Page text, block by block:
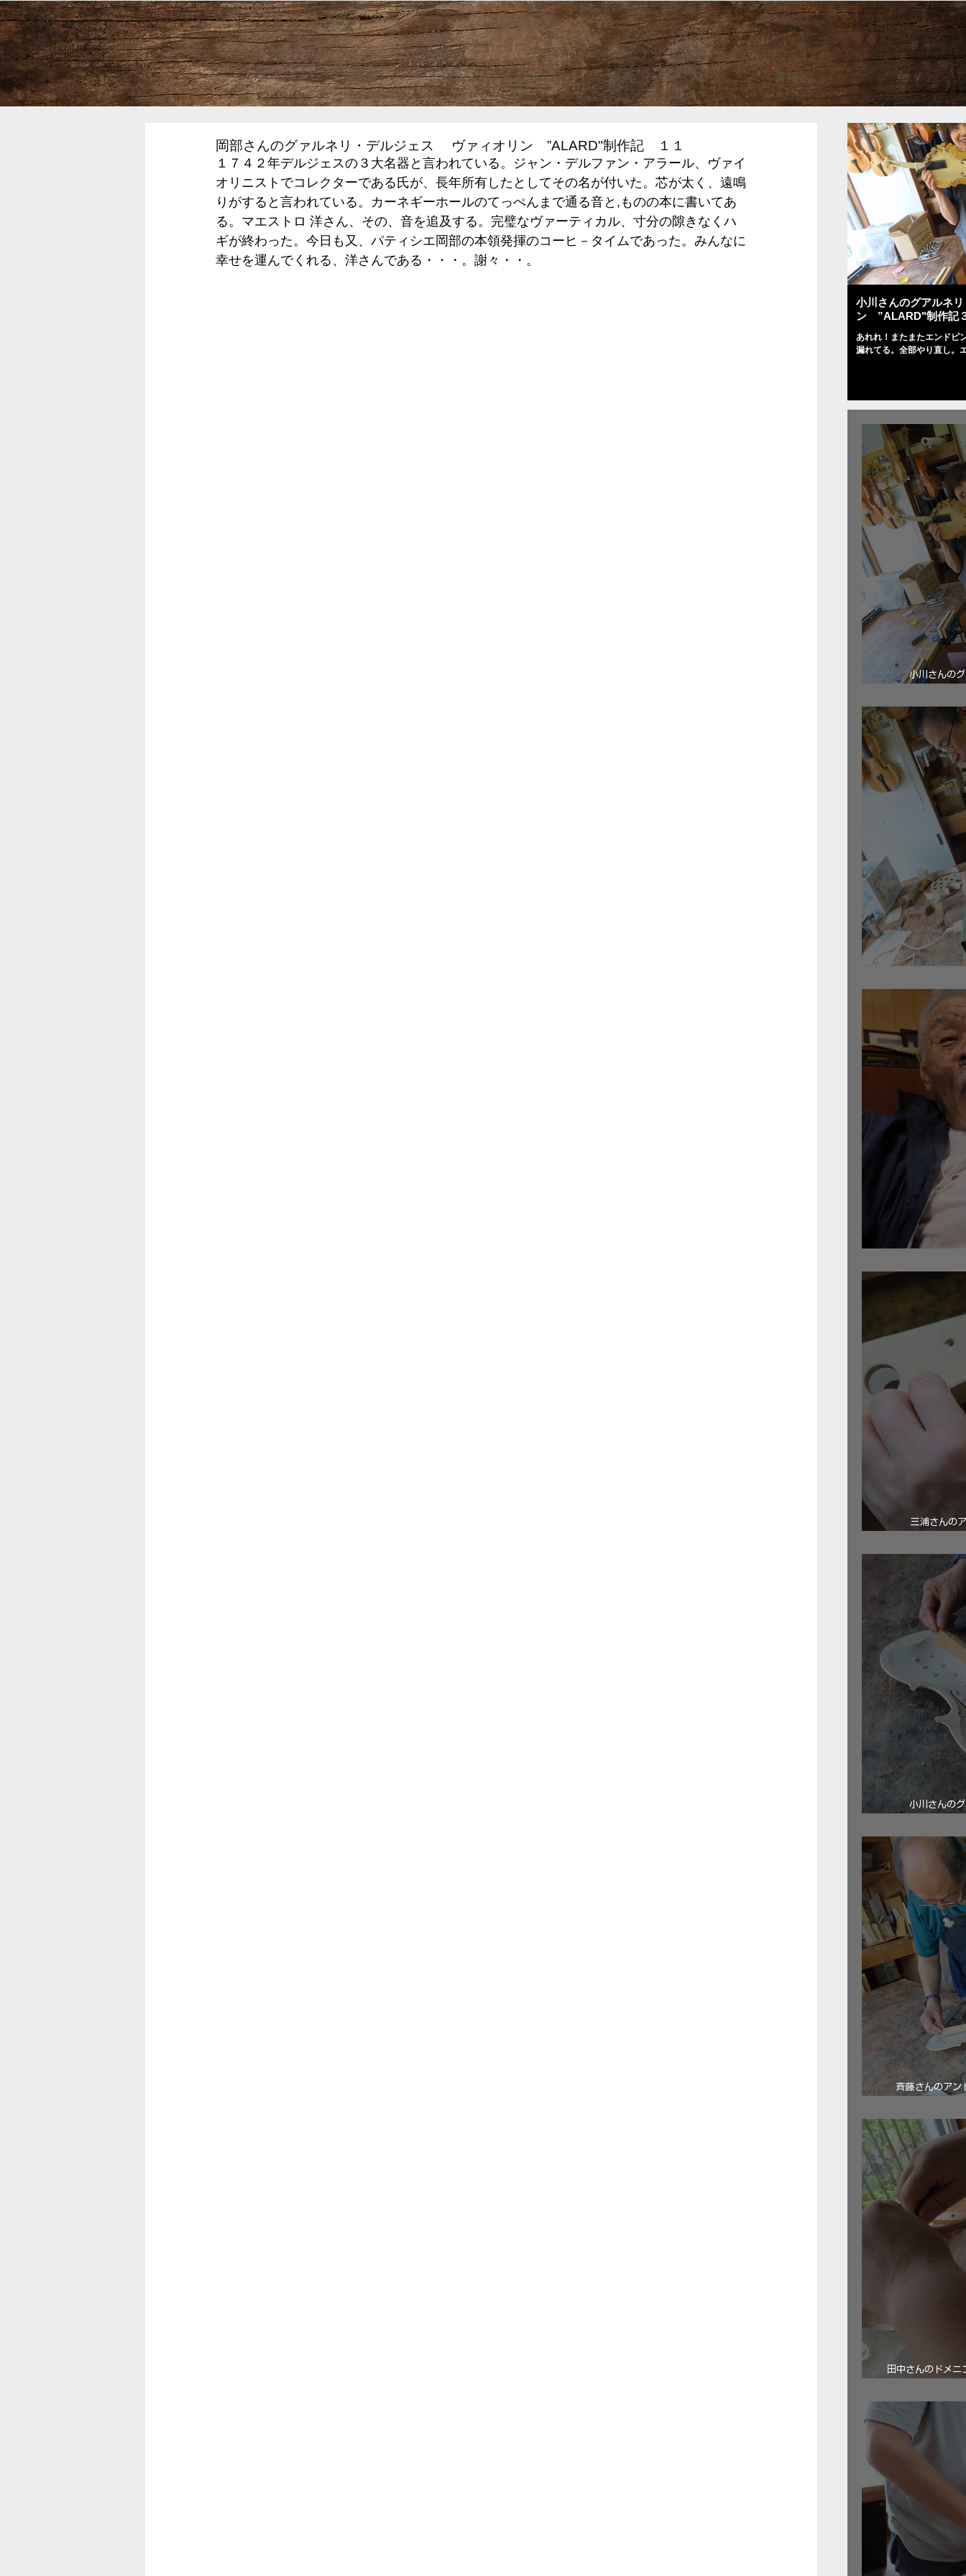
HOME ご案内 制作記 動画 ブログ 書籍
岡部さんのグァルネリ・デルジェス ヴァィオリン ”ALARD"制作記 １１
１７４２年デルジェスの３大名器と言われている。ジャン・デルファン・アラール、ヴァイ
オリニストでコレクターである氏が、長年所有したとしてその名が付いた。芯が太く、遠鳴
りがすると言われている。カーネギーホールのてっぺんまで通る音と,ものの本に書いてあ
る。マエストロ 洋さん、その、音を追及する。完璧なヴァーティカル、寸分の隙きなくハ
ギが終わった。今日も又、パティシエ岡部の本領発揮のコーヒ－タイムであった。みんなに
幸せを運んでくれる、洋さんである・・・。謝々・・。
小川さんのグアルネ
ン ”ALARD"制作記
あれれ！またまたエンドピ
漏れてる。全部やり直し。
小川さんの
三浦さんの
小川さんの
斉藤さんのア
田中さんのドメ